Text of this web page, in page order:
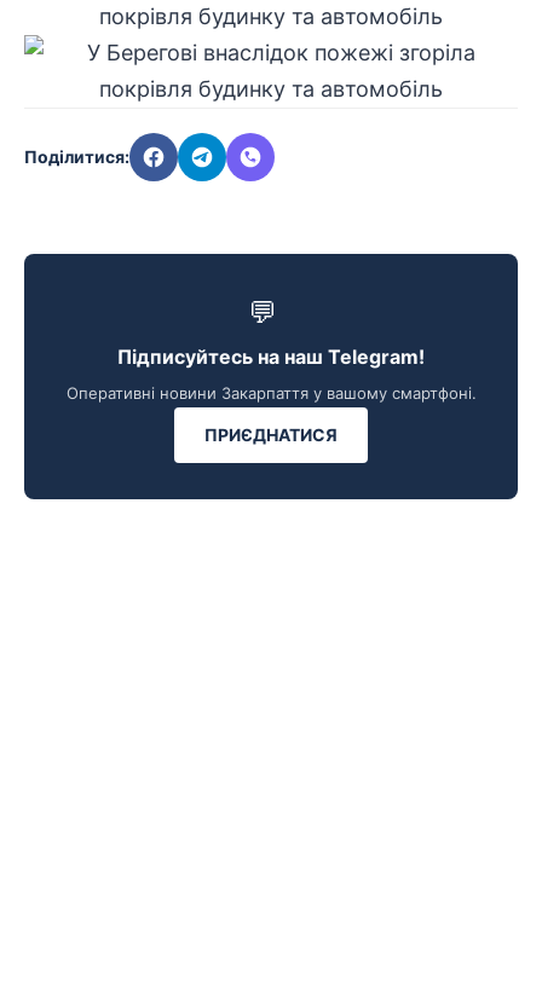
Поділитися:
💬
Підписуйтесь на наш Telegram!
Оперативні новини Закарпаття у вашому смартфоні.
ПРИЄДНАТИСЯ